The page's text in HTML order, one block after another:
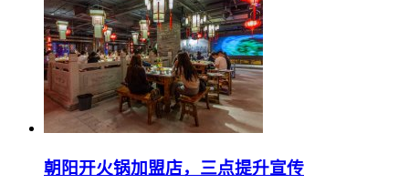
朝阳开火锅加盟店，三点提升宣传